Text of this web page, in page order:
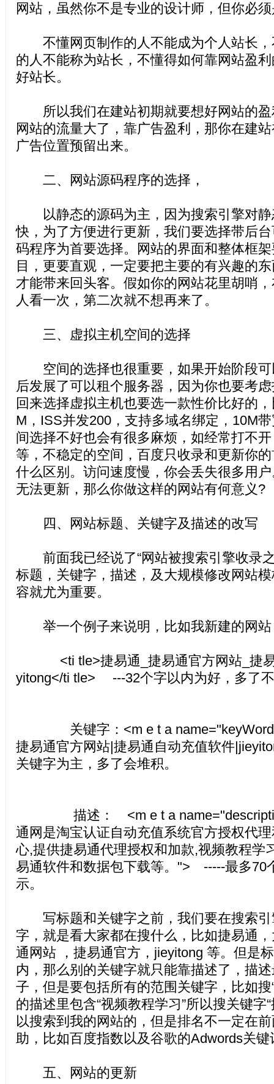
网站，虽然你不是专业的设计师，但你必
不懂网页制作的人不能成为个人站长，
的人不能称为站长，不懂得如何靠网站盈
好站长。
所以我们在建站初期就要想好网站的盈
网站的流量大了，靠广告盈利，那你在建
广告位置预留出来。
二、网站源码程序的选择，
以静态的源码为主，因为搜索引擎对静
快，为了方便进行更新，我们要选择带后
码程序为首要选择。网站的界面和整体框
目，更要直观，一定要把主要的有兴趣的
才能带来回头客。假如你的网站花里胡哨
人看一次，第二次就不想再来了。
三、虚拟主机空间的选择
空间的选择也很重要，如果开始阶段可
后发展了可以租个服务器，因为你也要考
回来选择虚拟主机也要选一款性价比好的
M，ISS并发200，支持多域名绑定，10M
间选择不好也会有很多麻烦，如经常打不
等，不稳定的空间，百度只收录和更新你
什么区别。访问速度慢，你会丢失很多用
无法更新，那么你做这样的网站有何意义?
四、网站标题、关键字及描述的改写
前面我已经说了“网站被搜索引擎收录
标题，关键字，描述，及大规模修改网站
容就尤为重要。
举一个例子来说明，比如我新建的网站
<ti tle>捷易通_捷易通官方网站_捷易
yitong</ti tle> ---32个字以内为好，多了
关键字：<m e t a
捷易通官方网站|捷易通自动充值软件
关键字为主，多了会堆积。
描述： <m e t a
通网是淘宝认证自动充值系统官方授权代
心,提供捷易通代理授权和加款,视频教程学
易通软件和数据包下载等。"> -----最多70
示。
写标题和关键字之前，我们要在搜索引
字，就是看大家都在搜什么，比如捷易通
通网站 ，捷易通官方，jieyitong 等。但是
内，那么别的关键字就只能靠描述了，描
子，但是要包括所有的范围关键字，比如搜
的描述里包含“视频教程学习”所以搜关键字
以搜索到我的网站的，但是排名不一定在
助，比如百度指数以及谷歌的Adwords关键
五、网站的更新